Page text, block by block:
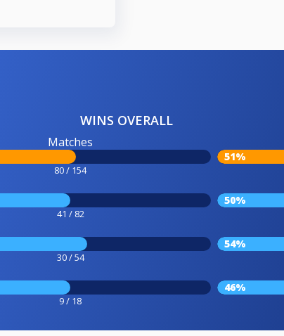
WINS OVERALL
Matches
80 / 154
51%
41 / 82
50%
30 / 54
54%
9 / 18
46%